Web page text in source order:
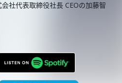
社代表取締役社長 CEOの加藤智